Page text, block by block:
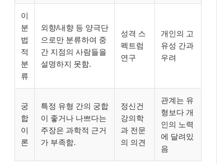
이
분
법
적
분
류
외향/내향 등 양극단
으로만 분류하여 중
간 지점의 사람들을
설명하지 못함.
성격 스
펙트럼
연구
개인의 고
유성 간과
우려
궁
합
이
론
특정 유형 간의 궁합
이 좋거나 나쁘다는
주장은 과학적 근거
가 부족함.
정신건
강의학
과 전문
의 의견
관계는 유
형보다 개
인의 노력
에 달려있
음